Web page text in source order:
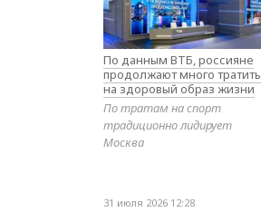
По данным ВТБ, россияне
продолжают много тратить
на здоровый образ жизни
По тратам на спорт
традиционно лидирует
Москва
31 июля 2026 12:28